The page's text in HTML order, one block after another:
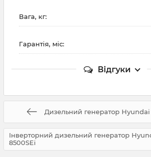
Вага, кг:
Гарантія, міс:
Відгуки
Дизельний генератор
Інверторний дизельний генератор
8500SEi